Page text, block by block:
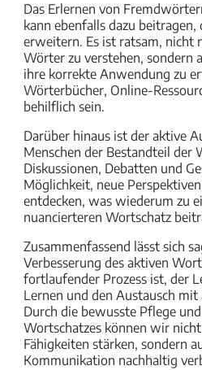
Das Erlernen von
kann ebenfalls dazu
erweitern. Es ist ratsam, nicht
Wörter zu verstehen, sondern
ihre korrekte Anwendung zu
Wörterbücher, Online-
behilflich sein.
Darüber hinaus ist der aktive
Menschen der Bestandteil der
Diskussionen, Debatten und
Möglichkeit, neue
entdecken, was wiederum zu
nuancierteren Wortschatz
Zusammenfassend lässt sich
Verbesserung des aktiven
fortlaufender Prozess ist, der
Lernen und den Austausch
Durch die bewusste Pflege
Wortschatzes können wir
Fähigkeiten stärken, sondern
Kommunikation nachhaltig